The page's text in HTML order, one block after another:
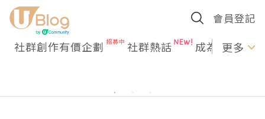
會員登記
社群創作有價企劃 社群熱話 成為U更多